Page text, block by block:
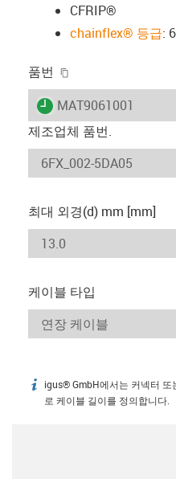
CFRIP®
chainflex® 등급:
품번
igus-icon-lieferzeit
MAT9061001
제조업체 품번.
최대 외경(d) mm [mm]
케이블 타입
igus-icon-info
igus® GmbH에서는 커넥터 또
로 케이블 길이를 정의합니다.